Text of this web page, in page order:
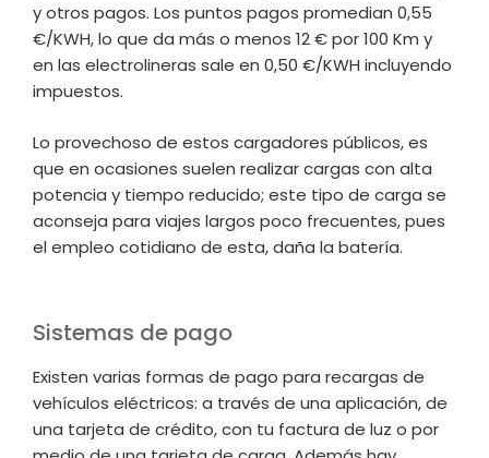
y otros pagos. Los puntos pagos promedian 0,55
€/KWH, lo que da más o menos 12 € por 100 Km y
en las electrolineras sale en 0,50 €/KWH incluyendo
impuestos.
Lo provechoso de estos cargadores públicos, es
que en ocasiones suelen realizar cargas con alta
potencia y tiempo reducido; este tipo de carga se
aconseja para viajes largos poco frecuentes, pues
el empleo cotidiano de esta, daña la batería.
Sistemas de pago
Existen varias formas de pago para recargas de
vehículos eléctricos: a través de una aplicación, de
una tarjeta de crédito, con tu factura de luz o por